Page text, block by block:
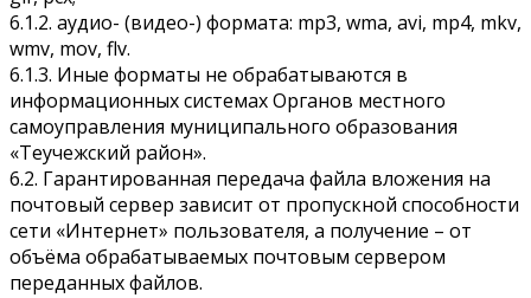
6.1.2. аудио- (видео-) формата: mp3, wma, avi, mp4, mkv,
wmv, mov, flv.
6.1.3. Иные форматы не обрабатываются в
информационных системах Органов местного
самоуправления муниципального образования
«Теучежский район».
6.2. Гарантированная передача файла вложения на
почтовый сервер зависит от пропускной способности
сети «Интернет» пользователя, а получение – от
объёма обрабатываемых почтовым сервером
переданных файлов.